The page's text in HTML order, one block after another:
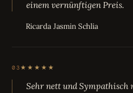
einem vernünftigen Preis.
Ricarda Jasmin Schlia
03 ★★★★★
Sehr nett und Sympathisch